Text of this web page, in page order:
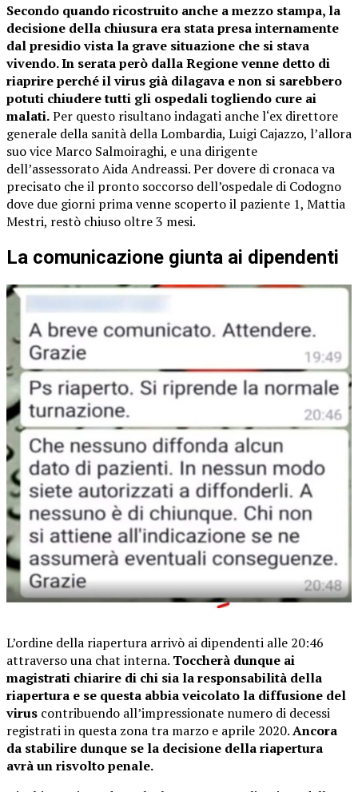
Secondo quando ricostruito anche a mezzo stampa, la
decisione della chiusura era stata presa internamente
dal presidio vista la grave situazione che si stava
vivendo. In serata però dalla Regione venne detto di
riaprire perché il virus già dilagava e non si sarebbero
potuti chiudere tutti gli ospedali togliendo cure ai
malati.Per questo risultano indagati anche l‘ex direttore
generale della sanità della Lombardia, Luigi Cajazzo, l’allora
suo vice Marco Salmoiraghi, e una dirigente
dell’assessorato Aida Andreassi. Per dovere di cronaca va
precisato che il pronto soccorso dell’ospedale di Codogno
dove due giorni prima venne scoperto il paziente 1, Mattia
Mestri, restò chiuso oltre 3 mesi.
La comunicazione giunta ai dipendenti
L’ordine della riapertura arrivò ai dipendenti alle 20:46
attraverso una chat interna. Toccherà dunque ai
magistrati chiarire di chi sia la responsabilità della
riapertura e se questa abbia veicolato la diffusione del
virus contribuendo all’impressionate numero di decessi
registrati in questa zona tra marzo e aprile 2020.Ancora
da stabilire dunque se la decisione della riapertura
avrà un risvolto penale.